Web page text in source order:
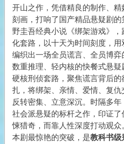
开山之作，凭借精良的制作、
刻画，打响了国产精品悬疑剧
野圭吾经典小说《绑架游戏》
化套路，以十天为时间刻度，用
编织出一场全员谎言、全员博
数重推理、轻内核的快餐式悬
硬核刑侦套路，聚焦谎言背后
扎，将绑架、亲情、爱情、复仇
反转密集、立意深沉。时隔多
社会派悬疑的标杆之作，印证
悚猎奇，而靠人性深度打动观众
本剧最惊艳的突破，是教科书级